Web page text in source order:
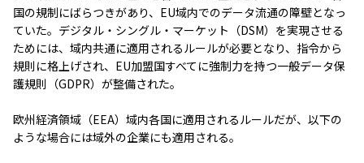
国の規制にばらつきがあり、EU域内でのデータ流通の障壁となっ
ていた。デジタル・シングル・マーケット（DSM）を実現させる
ためには、域内共通に適用されるルールが必要となり、指令から
規則に格上げされ、EU加盟国すべてに強制力を持つ一般データ保
護規則（GDPR）が整備された。
欧州経済領域（EEA）域内各国に適用されるルールだが、以下の
ような場合には域外の企業にも適用される。